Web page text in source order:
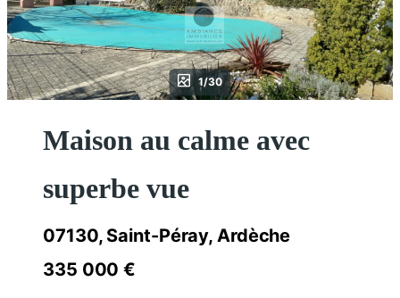
1/30
Maison au calme avec
superbe vue
07130, Saint-Péray, Ardèche
335 000 €